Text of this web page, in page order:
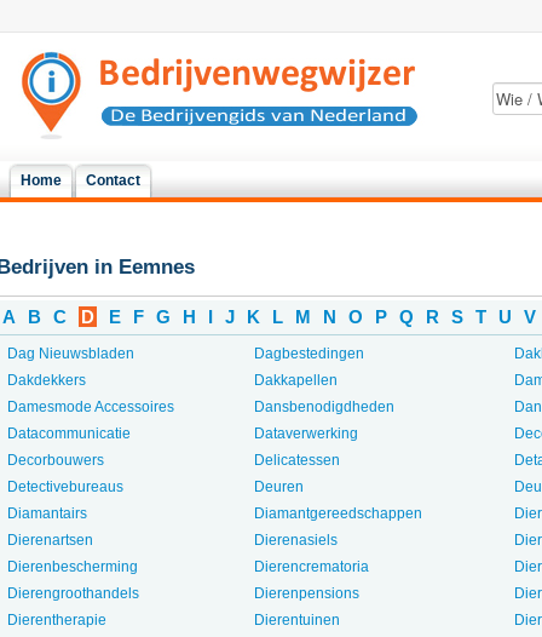
Home Contact
in Eemnes
A B C D E F G H I J K L M N O P Q R S T U V
Dag Nieuwsbladen
Dakdekkers
Damesmode Accessoires
Datacommunicatie
Decorbouwers
Detectivebureaus
Diamantairs
Dierenartsen
Dierenbescherming
Dierengroothandels
Dierentherapie
Dagbestedingen
Dakkapellen
Dansbenodigdheden
Dataverwerking
Delicatessen
Deuren
Diamantgereedschappen
Dierenasiels
Dierencrematoria
Dierenpensions
Dierentuinen